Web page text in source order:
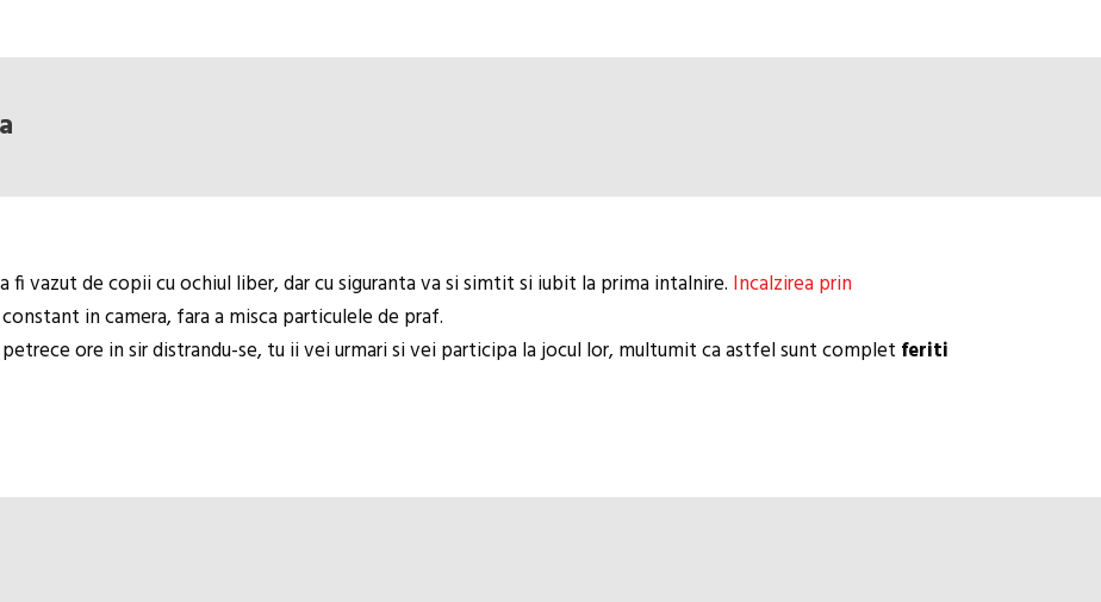
fi vazut de copii cu ochiul liber, dar cu siguranta va si simtit si iubit la prima intalnire. Incalzirea prin
in camera, fara a misca particulele de praf.
ore in sir distrandu-se, tu ii vei urmari si vei participa la jocul lor, multumit ca astfel sunt complet feriti